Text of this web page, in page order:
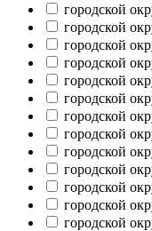
городской
городской
городской
городской
городской
городской
городской
городской
городской
городской
городской
городской
городской